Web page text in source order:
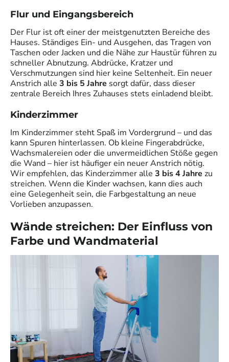
Flur und Eingangsbereich
Der Flur ist oft einer der meistgenutzten Bereiche des
Hauses. Ständiges Ein- und Ausgehen, das Tragen von
Taschen oder Jacken und die Nähe zur Haustür führen zu
schneller Abnutzung. Abdrücke, Kratzer und
Verschmutzungen sind hier keine Seltenheit. Ein neuer
Anstrich alle 3 bis 5 Jahre sorgt dafür, dass dieser
zentrale Bereich Ihres Zuhauses stets einladend bleibt.
Kinderzimmer
Im Kinderzimmer steht Spaß im Vordergrund – und das
kann Spuren hinterlassen. Ob kleine Fingerabdrücke,
Wachsmalereien oder die unvermeidlichen Stöße gegen
die Wand – hier ist häufiger ein neuer Anstrich nötig.
Wir empfehlen, das Kinderzimmer alle 3 bis 4 Jahre zu
streichen. Wenn die Kinder wachsen, kann dies auch
eine Gelegenheit sein, die Farbgestaltung an neue
Vorlieben anzupassen.
Wände streichen: Der Einfluss von
Farbe und Wandmaterial